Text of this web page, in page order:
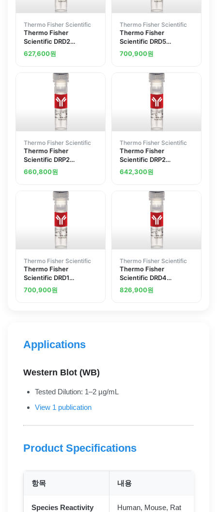
Thermo Fisher Scientific
Thermo Fisher
Scientific DRD2
Polyclonal Antibody
627,600원
Thermo Fisher Scientific
Thermo Fisher
Scientific DRD5
Polyclonal Antibody
700,900원
Thermo Fisher Scientific
Thermo Fisher
Scientific DRP2
Polyclonal Antibody
660,800원
Thermo Fisher Scientific
Thermo Fisher
Scientific DRP2
Polyclonal Antibody
642,300원
Thermo Fisher Scientific
Thermo Fisher
Scientific DRD1
Polyclonal Antibody
700,900원
Thermo Fisher Scientific
Thermo Fisher
Scientific DRD4
Polyclonal Antibody
826,900원
Applications
Western Blot (WB)
Tested Dilution: 1–2 µg/mL
View 1 publication
Product Specifications
항목 내용
Species Reactivity Human, Mouse, Rat